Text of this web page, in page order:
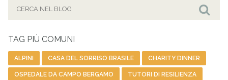
TAG PIÙ COMUNI
ALPINI CASA DEL SORRISO BRASILE CHARITY DINNER
OSPEDALE DA CAMPO BERGAMO TUTORI DI RESILIENZA